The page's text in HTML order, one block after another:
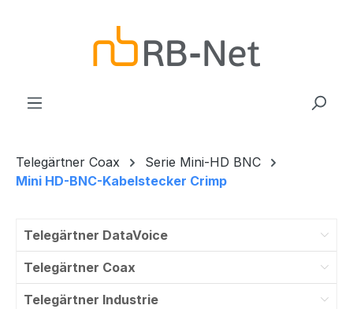
Telegärtner Coax
Serie Mini-HD BNC
Mini HD-BNC-Kabelstecker Crimp
Telegärtner DataVoice
Telegärtner Coax
Telegärtner Industrie